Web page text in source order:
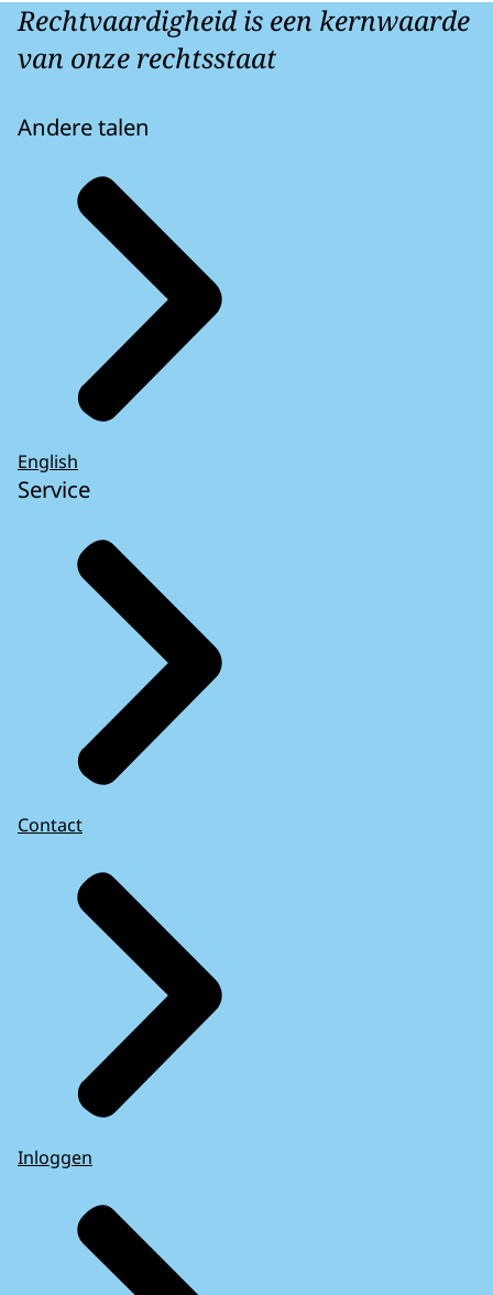
Rechtvaardigheid is een kernwaarde
van onze rechtsstaat
Andere talen
English
Service
Contact
Inloggen